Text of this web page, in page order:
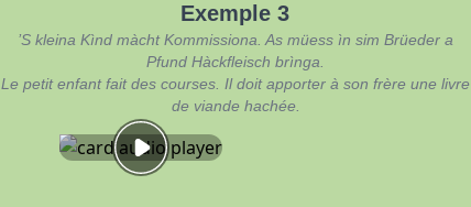
Exemple 3
’S kleina Kìnd màcht Kommissiona. As müess ìn sim Brüeder a
Pfund Hàckfleisch brìnga.
Le petit enfant fait des courses. Il doit apporter à son frère une livre
de viande hachée.